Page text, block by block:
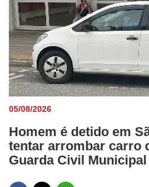
05/08/2026
Homem é detido em
tentar arrombar carro
Guarda Civil Municipal